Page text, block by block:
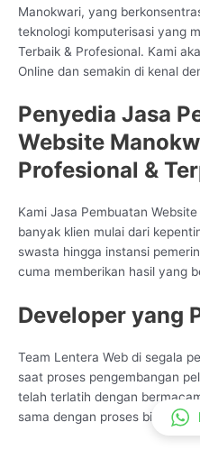
Manokwari, yang
teknologi komputerisasi yang
Terbaik & Profesional. Kami
Online dan semakin di kenal
Penyedia Jasa
Website
Profesional &
Kami Jasa Pembuatan
banyak klien mulai dari
swasta hingga instansi
cuma memberikan hasil yang
Developer yang
Team Lentera Web di segala
saat proses pengembangan
telah terlatih dengan
sama dengan proses bisnis
CS